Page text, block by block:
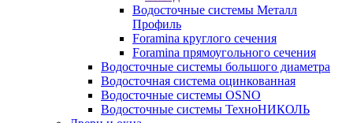
Водосточные системы Металл
Профиль
Foramina круглого сечения
Foramina прямоугольного сечения
Водосточные системы большого диаметра
Водосточная система оцинкованная
Водосточные системы OSNO
Водосточные системы ТехноНИКОЛЬ